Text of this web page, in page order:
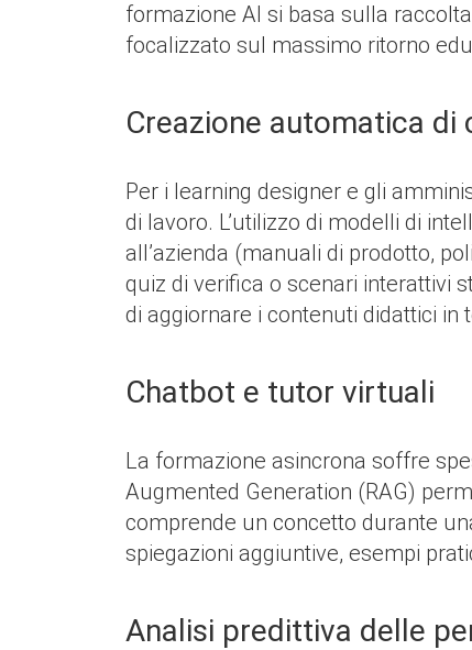
formazione AI si basa sulla
focalizzato sul massimo ritorno
Creazione automatica di
Per i learning designer e gli
di lavoro. L’utilizzo di modelli di
all’azienda (manuali di prodotto,
quiz di verifica o scenari interattivi
di aggiornare i contenuti didattici
Chatbot e tutor virtuali
La formazione asincrona soffre
Augmented Generation (RAG)
comprende un concetto durante
spiegazioni aggiuntive, esempi
Analisi predittiva delle